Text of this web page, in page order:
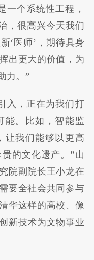
一个系统性工程，
，很高兴今天我们
‘医师’，期待具身
出更大的价值，为
力。”
入，正在为我们打
能。比如，智能监
让我们能够以更高
的文化遗产。”山
院副院长王小龙在
要全社会共同参与
华这样的高校、像
新技术为文物事业